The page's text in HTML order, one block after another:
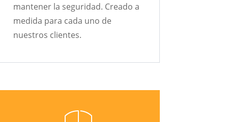
mantener la seguridad. Creado a
medida para cada uno de
nuestros clientes.